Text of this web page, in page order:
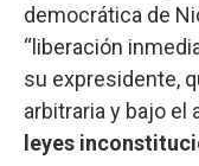
democrática de
“liberación
su expresidente,
arbitraria y bajo el
leyes